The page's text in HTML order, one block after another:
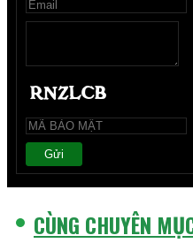
Gửi
CÙNG CHUYÊN